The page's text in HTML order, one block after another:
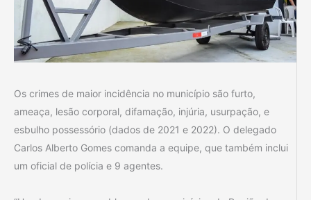
Os crimes de maior incidência no município são furto,
ameaça, lesão corporal, difamação, injúria, usurpação, e
esbulho possessório (dados de 2021 e 2022). O delegado
Carlos Alberto Gomes comanda a equipe, que também inclui
um oficial de polícia e 9 agentes.